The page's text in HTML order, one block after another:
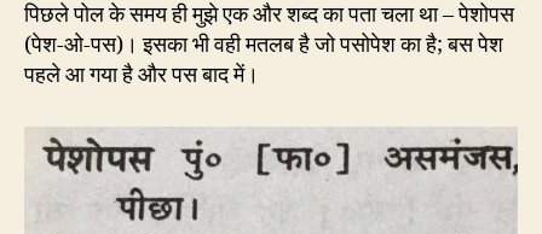
पिछले पोल के समय ही मुझे एक और शब्द का पता चला था – पेशोपस
(पेश-ओ-पस)। इसका भी वही मतलब है जो पसोपेश का है; बस पेश
पहले आ गया है और पस बाद में।